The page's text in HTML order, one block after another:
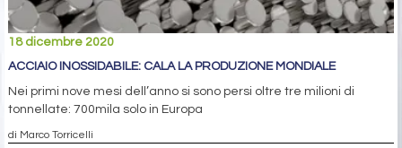
18 dicembre 2020
ACCIAIO INOSSIDABILE: CALA LA PRODUZIONE MONDIALE
Nei primi nove mesi dell’anno si sono persi oltre tre milioni di
tonnellate: 700mila solo in Europa
di Marco Torricelli